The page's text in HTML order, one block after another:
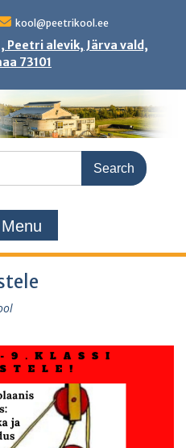
kool@peetrikool.ee
Peetri alevik, Järva vald,
73101
Menu